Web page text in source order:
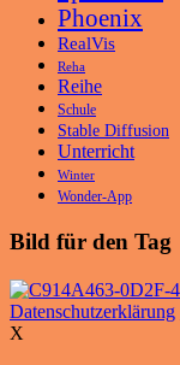
Phoenix
RealVis
Reha
Reihe
Schule
Stable Diffusion
Unterricht
Winter
Wonder-App
Bild für den Tag
Datenschutzerklärung
X